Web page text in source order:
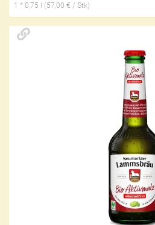
1 * 0,75 l (57,00 € / Stk)